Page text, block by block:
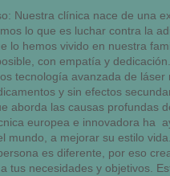
Nuestra clínica nace de una
lo que es luchar contra la
lo hemos vivido en nuestra
con empatía y dedicación.
tecnología avanzada de láser
y sin efectos
aborda las causas profundas
europea e innovadora ha
mundo, a mejorar su estilo vida.
es diferente, por eso
tus necesidades y objetivos.